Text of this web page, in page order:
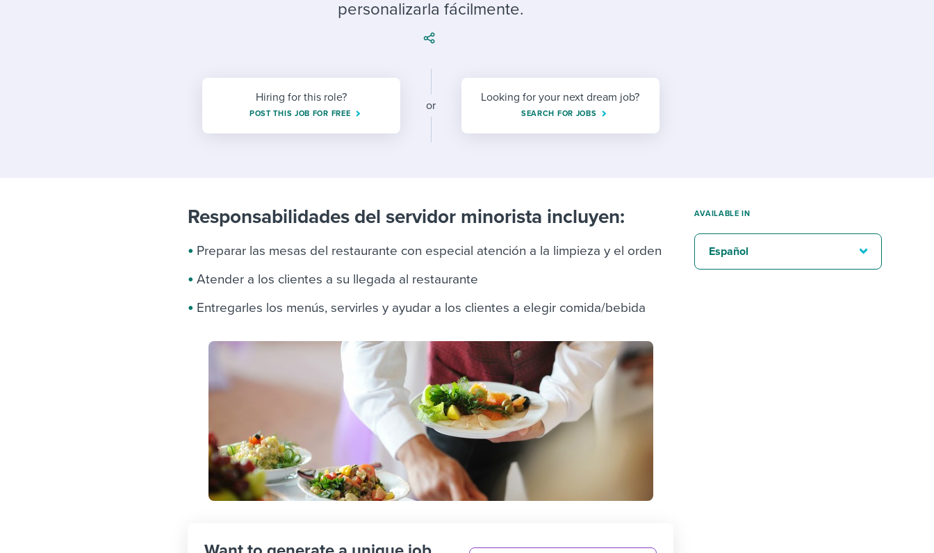
Workable customer stories
Workable customer stories
personalizarla fácilmente.
Hiring for this role?
POST THIS JOB FOR FREE
or
Looking for your next dream job?
SEARCH FOR JOBS
Responsabilidades del servidor minorista incluyen:
Preparar las mesas del restaurante con especial atención a la limpieza y el orden
Atender a los clientes a su llegada al restaurante
Entregarles los menús, servirles y ayudar a los clientes a elegir comida/bebida
AVAILABLE IN
Español